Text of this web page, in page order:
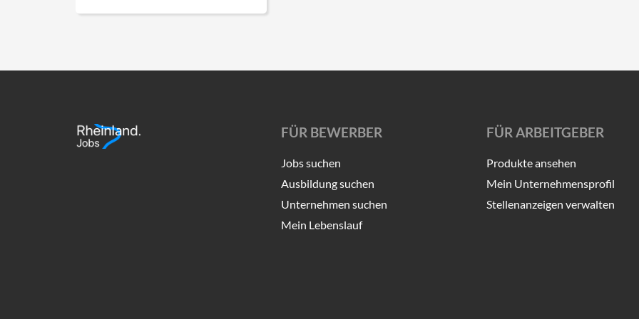
FÜR BEWERBER
Jobs suchen
Ausbildung suchen
Unternehmen suchen
Mein Lebenslauf
FÜR ARBEITGEBER
Produkte ansehen
Mein Unternehmensprofil
Stellenanzeigen verwalten